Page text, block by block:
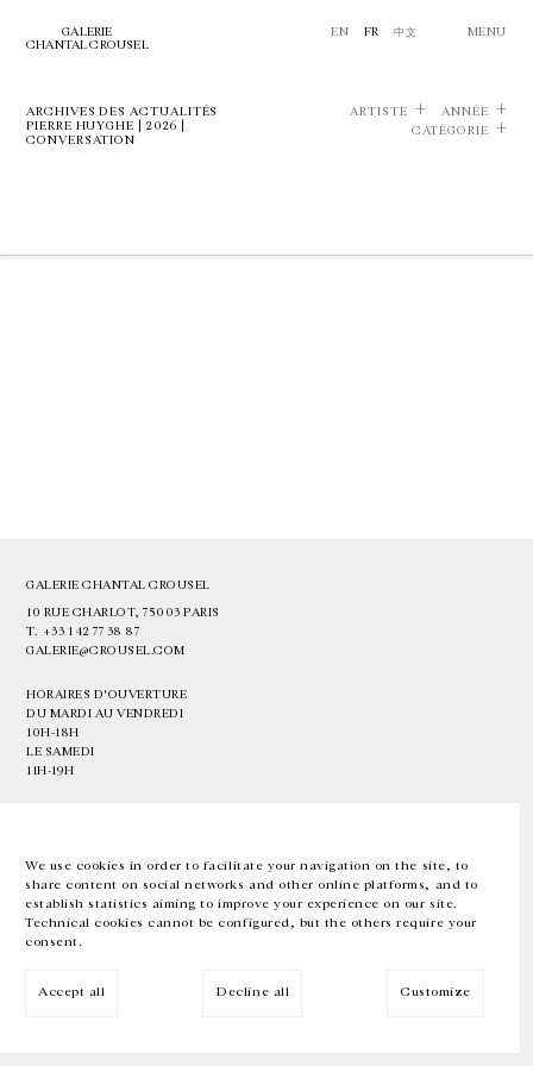
We use cookies in order to facilitate your navigation on the site, to
share content on social networks and other online platforms, and to
establish statistics aiming to improve your experience on our site.
Technical cookies cannot be configured, but the others require your
consent.
Accept all Decline all Customize
GALERIE
CHANTAL CROUSEL
EN FR 中文 MENU
ARCHIVES DES ACTUALITÉS
PIERRE HUYGHE | 2026 |
CONVERSATION
ARTISTE
ANNÉE
CATÉGORIE
GALERIE CHANTAL CROUSEL
10 RUE CHARLOT, 75003 PARIS
T. +33 1 42 77 38 87
GALERIE@CROUSEL.COM
HORAIRES D'OUVERTURE
DU MARDI AU VENDREDI
10H-18H
LE SAMEDI
11H-19H
EN FR 中文 Facebook Instagram
Inscrivez-vous à notre newsletter